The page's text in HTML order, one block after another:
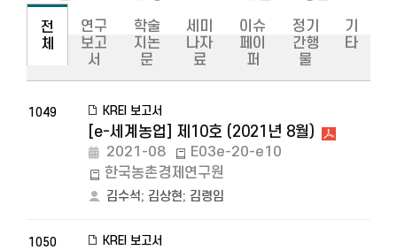
전
체
연구
보고
서
학술
지논
문
세미
나자
료
이슈
페이
퍼
정기
간행
물
기
타
1049 KREI 보고서
[e-세계농업] 제10호 (2021년 8월)
2021-08
E03e-20-e10
한국농촌경제연구원
김수석; 김상현; 김령임
1050 KREI 보고서